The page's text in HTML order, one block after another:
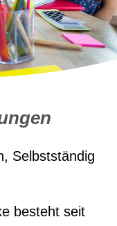
, Selbstständig
besteht seit